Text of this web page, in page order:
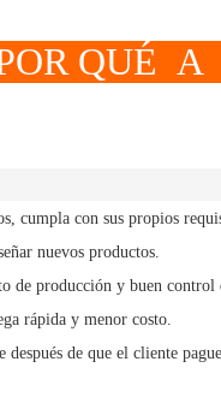
cumpla con sus propios
nuevos productos.
de producción y buen control
rápida y menor costo.
de que el cliente